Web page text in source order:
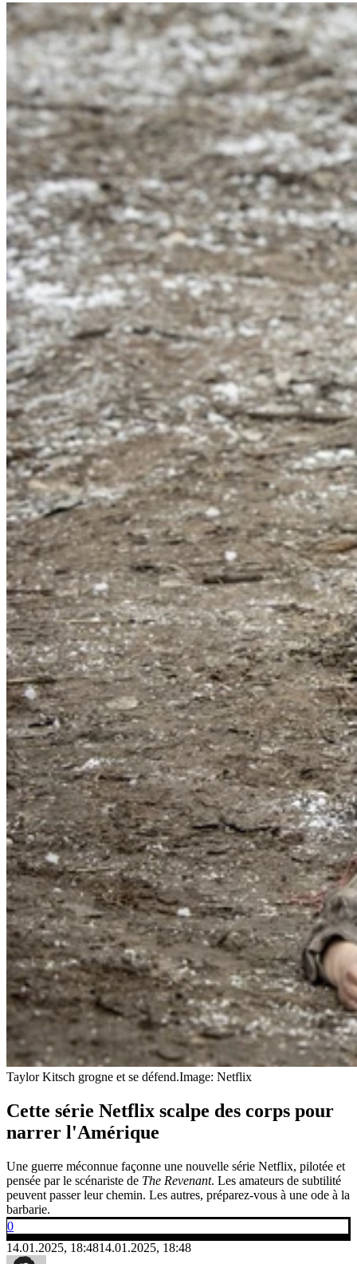
Taylor Kitsch grogne et se défend.Image: Netflix
Cette série Netflix scalpe des corps pour
narrer l'Amérique
Une guerre méconnue façonne une nouvelle série Netflix, pilotée et
pensée par le scénariste de The Revenant. Les amateurs de subtilité
peuvent passer leur chemin. Les autres, préparez-vous à une ode à la
barbarie.
0
14.01.2025, 18:4814.01.2025, 18:48